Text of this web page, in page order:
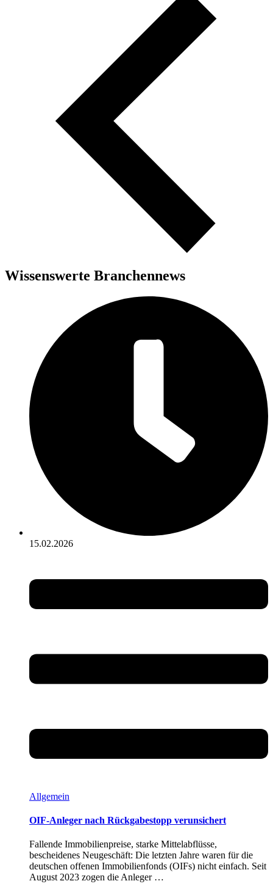
Wissenswerte Branchennews
15.02.2026
Allgemein
OIF-Anleger nach Rückgabestopp verunsichert
Fallende Immobilienpreise, starke Mittelabflüsse,
bescheidenes Neugeschäft: Die letzten Jahre waren für die
deutschen offenen Immobilienfonds (OIFs) nicht einfach. Seit
August 2023 zogen die Anleger …